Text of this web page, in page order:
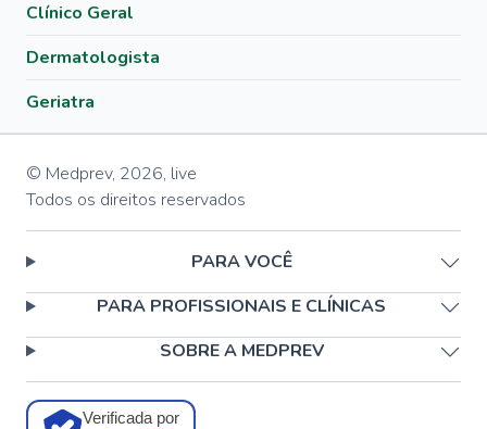
Clínico Geral
Dermatologista
Geriatra
© Medprev, 2026, live
Todos os direitos reservados
PARA VOCÊ
PARA PROFISSIONAIS E CLÍNICAS
SOBRE A MEDPREV
Verificada por